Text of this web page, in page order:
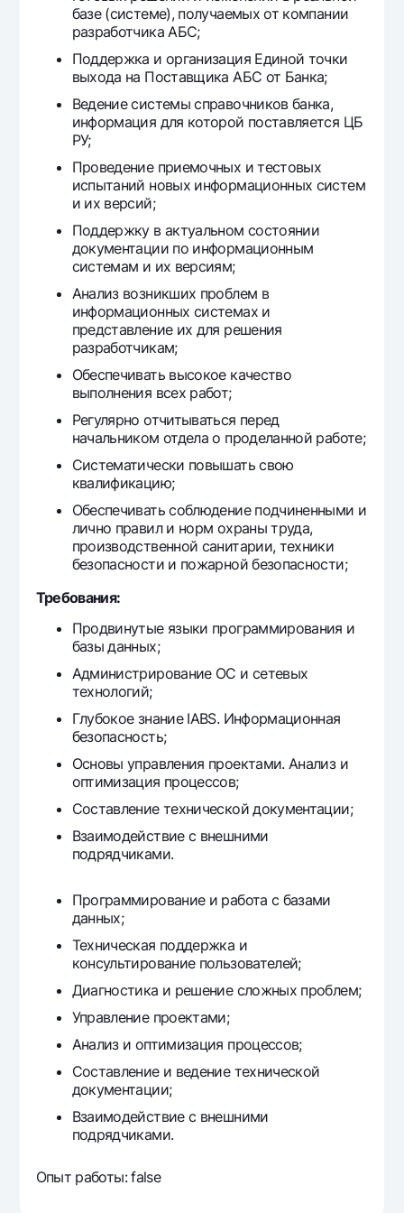
Ofis va bankomatlar
Shaxsiy ma'lumotlarni qayta ishlashga rozilik berish
Bizni ijtimoiy tarmoqlarda kuzatib boring
Aloqa markazi
+998 78 148-00-10
базе (системе), получаемых от компании
разработчика АБС;
Поддержка и организация Единой точки
выхода на Поставщика АБС от Банка;
Ведение системы справочников банка,
информация для которой поставляется ЦБ
РУ;
Проведение приемочных и тестовых
испытаний новых информационных систем
и их версий;
Поддержку в актуальном состоянии
документации по информационным
системам и их версиям;
Анализ возникших проблем в
информационных системах и
представление их для решения
разработчикам;
Обеспечивать высокое качество
выполнения всех работ;
Регулярно отчитываться перед
начальником отдела о проделанной работе;
Систематически повышать свою
квалификацию;
Обеспечивать соблюдение подчиненными и
лично правил и ноpм охраны тpуда,
производственной санитарии, техники
безопасности и пожарной безопасности;
Требования:
Продвинутые языки программирования и
базы данных;
Администрирование ОС и сетевых
технологий;
Глубокое знание IABS. Информационная
безопасность;
Основы управления проектами. Анализ и
оптимизация процессов;
Составление технической документации;
Взаимодействие с внешними
подрядчиками.
Программирование и работа с базами
данных;
Техническая поддержка и
консультирование пользователей;
Диагностика и решение сложных проблем;
Управление проектами;
Анализ и оптимизация процессов;
Составление и ведение технической
документации;
Взаимодействие с внешними
подрядчиками.
Опыт работы: false